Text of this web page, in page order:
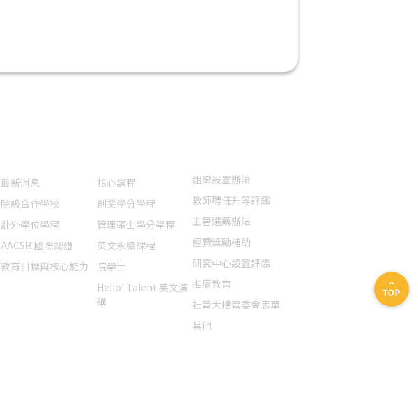
最新消息
院級合作學校
赴外學位學程
AACSB 國際認證
教育目標與核心能力
核心課程
創業學分學程
管理碩士學分學程
英文永續課程
院學士
Hello! Talent 英文演
講
組織設置辦法
教師聘任升等評鑑
主管選薦辦法
經費獎勵補助
研究中心設置評鑑
推廣教育
社管大樓管委會表單
其他